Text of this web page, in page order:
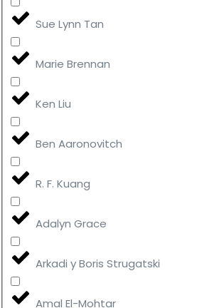
Sue Lynn Tan
Marie Brennan
Ken Liu
Ben Aaronovitch
R. F. Kuang
Adalyn Grace
Arkadi y Boris Strugatski
Amal El-Mohtar